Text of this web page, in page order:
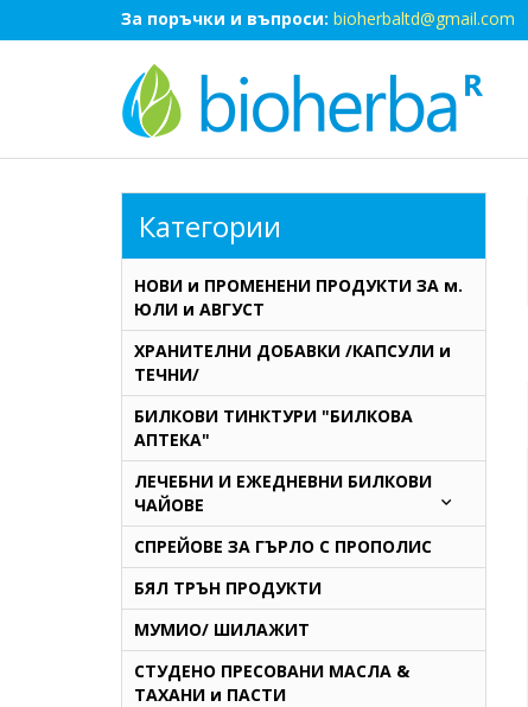
За поръчки и въпроси: bioherbaltd@gmail.com
Категории
НОВИ и ПРОМЕНЕНИ ПРОДУКТИ ЗА м.
ЮЛИ и АВГУСТ
ХРАНИТЕЛНИ ДОБАВКИ /КАПСУЛИ и
ТЕЧНИ/
БИЛКОВИ ТИНКТУРИ "БИЛКОВА
АПТЕКА"
ЛЕЧЕБНИ И ЕЖЕДНЕВНИ БИЛКОВИ
ЧАЙОВЕ
СПРЕЙОВЕ ЗА ГЪРЛО С ПРОПОЛИС
БЯЛ ТРЪН ПРОДУКТИ
МУМИО/ ШИЛАЖИТ
СТУДЕНО ПРЕСОВАНИ МАСЛА &
ТАХАНИ и ПАСТИ